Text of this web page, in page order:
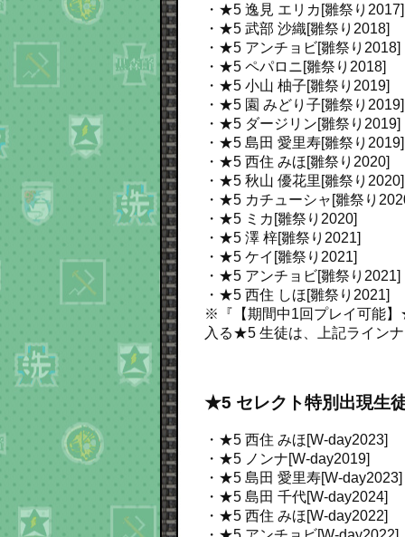
・★5 逸見 エリカ[雛祭り2017]
・★5 武部 沙織[雛祭り2018]
・★5 アンチョビ[雛祭り2018]
・★5 ペパロニ[雛祭り2018]
・★5 小山 柚子[雛祭り2019]
・★5 園 みどり子[雛祭り2019]
・★5 ダージリン[雛祭り2019]
・★5 島田 愛里寿[雛祭り2019]
・★5 西住 みほ[雛祭り2020]
・★5 秋山 優花里[雛祭り2020]
・★5 カチューシャ[雛祭り
・★5 ミカ[雛祭り2020]
・★5 澤 梓[雛祭り2021]
・★5 ケイ[雛祭り2021]
・★5 アンチョビ[雛祭り2021]
・★5 西住 しほ[雛祭り2021]
※『【期間中1回プレイ可能
入る★5 生徒は、上記ライン
★5 セレクト特別出現生
・★5 西住 みほ[W-day2023]
・★5 ノンナ[W-day2019]
・★5 島田 愛里寿[W-day2023]
・★5 島田 千代[W-day2024]
・★5 西住 みほ[W-day2022]